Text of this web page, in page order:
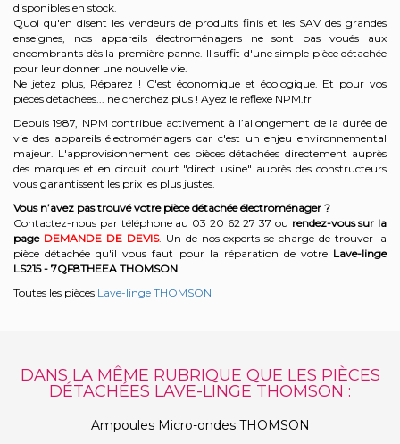
disponibles en stock.
Quoi qu'en disent les vendeurs de produits finis et les SAV des grandes
enseignes, nos appareils électroménagers ne sont pas voués aux
encombrants dès la première panne. Il suffit d'une simple pièce détachée
pour leur donner une nouvelle vie.
Ne jetez plus, Réparez ! C'est économique et écologique. Et pour vos
pièces détachées... ne cherchez plus ! Ayez le réflexe NPM.fr
Depuis 1987, NPM contribue activement à l’allongement de la durée de
vie des appareils électroménagers car c'est un enjeu environnemental
majeur. L'approvisionnement des pièces détachées directement auprès
des marques et en circuit court "direct usine" auprès des constructeurs
vous garantissent les prix les plus justes.
Vous n’avez pas trouvé votre pièce détachée électroménager ?
Contactez-nous par téléphone au 03 20 62 27 37 ou rendez-vous sur la
page DEMANDE DE DEVIS. Un de nos experts se charge de trouver la
pièce détachée qu'il vous faut pour la réparation de votre Lave-linge
LS215 - 7QF8THEEA THOMSON
Toutes les pièces Lave-linge THOMSON
DANS LA MÊME RUBRIQUE QUE LES PIÈCES
DÉTACHÉES LAVE-LINGE THOMSON :
Ampoules Micro-ondes THOMSON